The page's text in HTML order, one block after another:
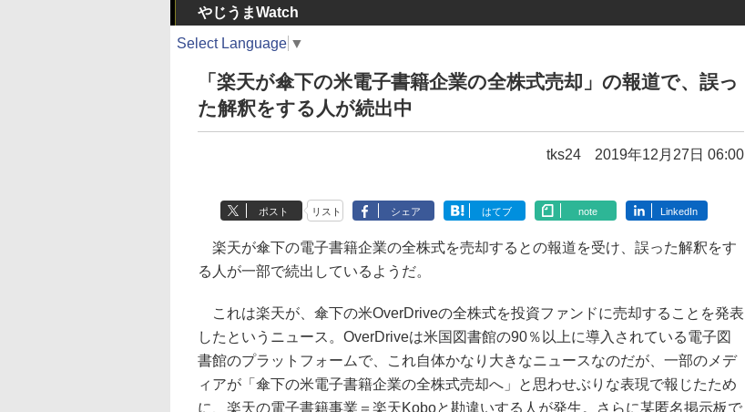
やじうまWatch
Select Language ▼
「楽天が傘下の米電子書籍企業の全株式売却」の報道で、誤っ
た解釈をする人が続出中
tks24 2019年12月27日 06:00
ポスト リスト シェア はてブ note LinkedIn
楽天が傘下の電子書籍企業の全株式を売却するとの報道を受け、誤った解釈をす
る人が一部で続出しているようだ。
これは楽天が、傘下の米OverDriveの全株式を投資ファンドに売却することを発表
したというニュース。OverDriveは米国図書館の90％以上に導入されている電子図
書館のプラットフォームで、これ自体かなり大きなニュースなのだが、一部のメデ
ィアが「傘下の米電子書籍企業の全株式売却へ」と思わせぶりな表現で報じたため
に、楽天の電子書籍事業＝楽天Koboと勘違いする人が発生。さらに某匿名掲示板で